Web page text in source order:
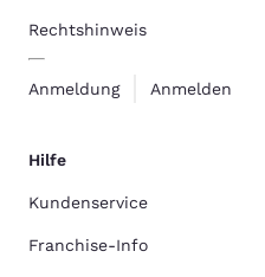
Rechtshinweis
Anmeldung Anmelden
Hilfe
Kundenservice
Franchise-Info